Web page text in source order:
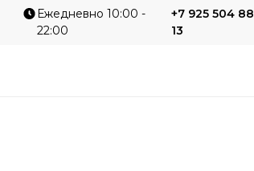
Ежедневно 10:00 -
22:00
+7 925 504 88
13